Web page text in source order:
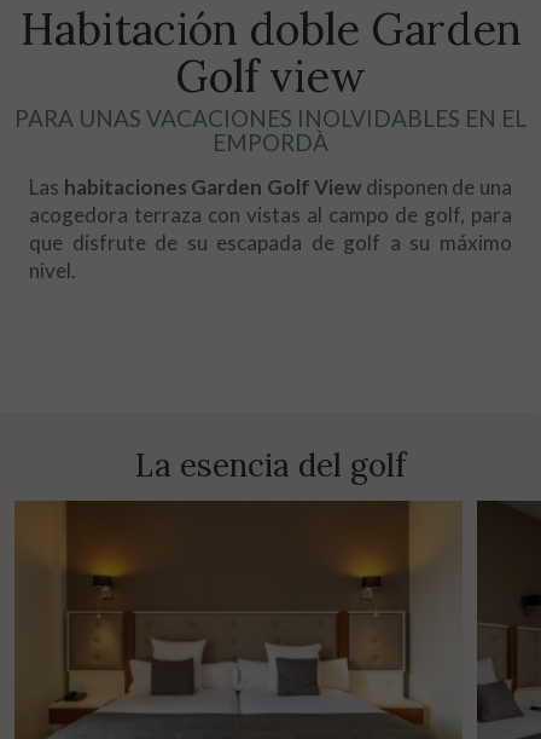
Habitación doble Garden
Golf view
PARA UNAS VACACIONES INOLVIDABLES EN EL
EMPORDÀ
Las habitaciones Garden Golf View disponen de una
acogedora terraza con vistas al campo de golf, para
que disfrute de su escapada de golf a su máximo
nivel.
La esencia del golf
Modificar cookies
Técnicas y funcionales
Siempre activas
Este sitio web utiliza Cookies propias para recopilar
información con la finalidad de mejorar nuestros servicios.
Si continua navegando, supone la aceptación de la
instalación de las mismas. El usuario tiene la posibilidad
de configurar su navegador pudiendo, si así lo desea,
impedir que sean instaladas en su disco duro, aunque
deberá tener en cuenta que dicha acción podrá ocasionar